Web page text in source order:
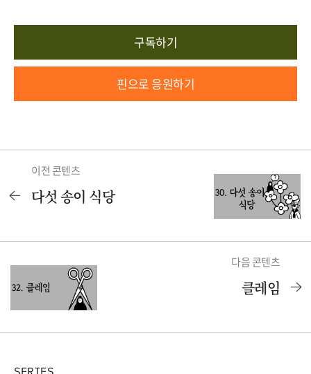
구독하기
핀으로 응원하기
이전 콘텐츠
다섯 송이 식당
다음 콘텐츠
클레임